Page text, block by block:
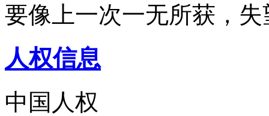
要像上一次一无所获，
人权信息
中国人权